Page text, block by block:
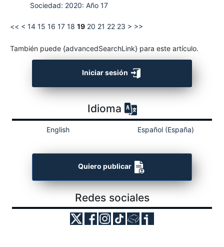
Sociedad: 2020: Año 17
<< < 14 15 16 17 18 19 20 21 22 23 > >>
También puede {advancedSearchLink} para este artículo.
Iniciar sesión
Idioma
English Español (España)
Quiero publicar
Redes sociales